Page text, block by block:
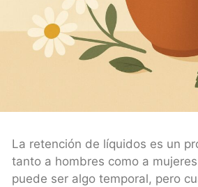
La retención de líquidos es un
tanto a hombres como a
puede ser algo temporal, pero